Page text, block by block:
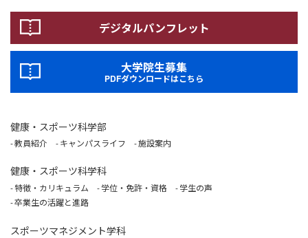
デジタルパンフレット
大学院生募集
PDFダウンロードはこちら
健康・スポーツ科学部
教員紹介 キャンパスライフ 施設案内
健康・スポーツ科学科
特徴・カリキュラム 学位・免許・資格
学生の声
卒業生の活躍と進路
スポーツマネジメント学科